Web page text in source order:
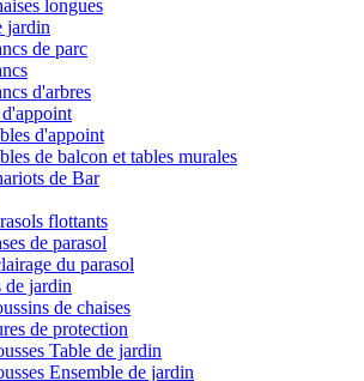
longues
jardin
de parc
d'arbres
d'appoint
de balcon et tables murales
de Bar
flottants
de parasol
du parasol
de jardin
de chaises
de protection
Table de jardin
Ensemble de jardin